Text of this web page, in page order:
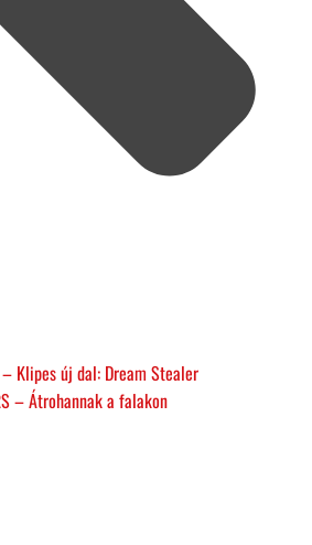
– Klipes új dal: Dream Stealer
– Átrohannak a falakon